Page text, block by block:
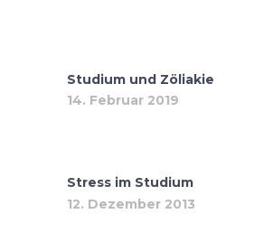
Studium und Zöliakie
14. Februar 2019
Stress im Studium
12. Dezember 2013